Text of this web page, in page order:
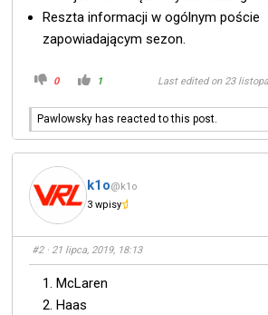
Reszta informacji w ogólnym poście
zapowiadającym sezon.
0 1 Last edited on 23
Pawlowsky has reacted to this post.
k1o@k1o
3 wpisy
#2· 21 lipca, 2019, 18:13
McLaren
Haas